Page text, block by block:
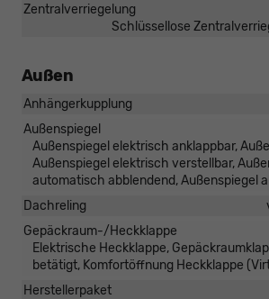
Zentralverriegelung
Schlüssellose
Außen
Anhängerkupplung
Außenspiegel
Außenspiegel elektrisch anklappbar,
Außenspiegel elektrisch verstellbar,
automatisch abblendend, Außenspiegel
Dachreling
Gepäckraum-/Heckklappe
Elektrische Heckklappe,
betätigt, Komfortöffnung Heckklappe
Herstellerpaket